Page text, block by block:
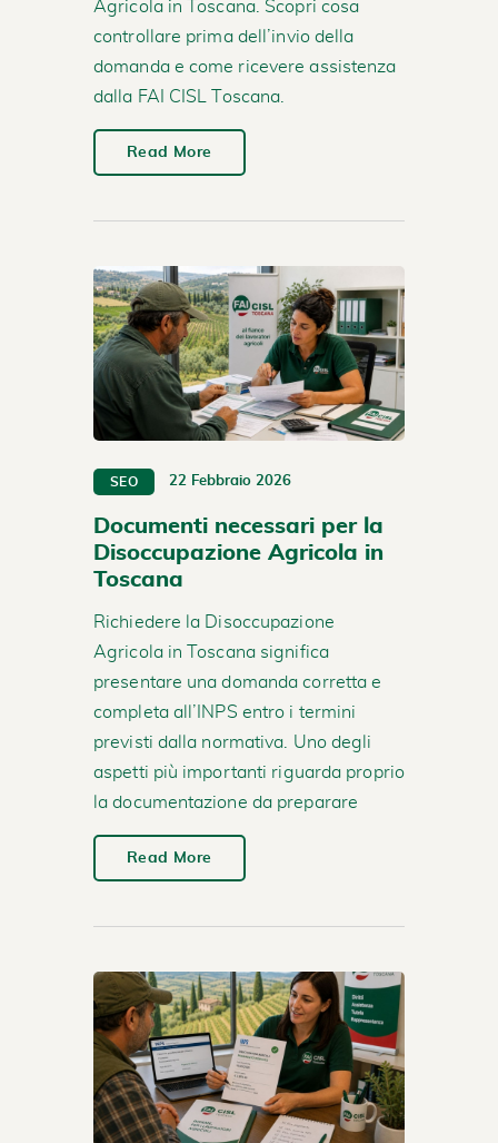
Agricola in Toscana. Scopri cosa
controllare prima dell’invio della
domanda e come ricevere assistenza
dalla FAI CISL Toscana.
Read More
SEO 22 Febbraio 2026
Documenti necessari per la
Disoccupazione Agricola in
Toscana
Richiedere la Disoccupazione
Agricola in Toscana significa
presentare una domanda corretta e
completa all’INPS entro i termini
previsti dalla normativa. Uno degli
aspetti più importanti riguarda proprio
la documentazione da preparare
Read More